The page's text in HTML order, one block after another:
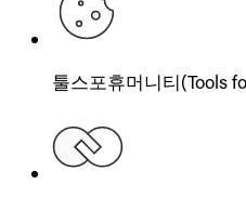
툴스포휴머니티(Tools